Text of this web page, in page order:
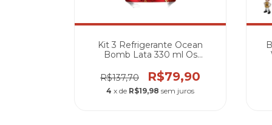
Kit 3 Refrigerante Ocean
Bomb Lata 330 ml Os
R$137,70
R$79,90
4 x de R$19,98 sem juros